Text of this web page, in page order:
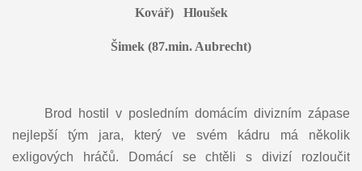
Kovář) Hloušek
Šimek (87.min. Aubrecht)
Brod hostil v posledním domácím divizním zápase
nejlepší tým jara, který ve svém kádru má několik
exligových hráčů. Domácí se chtěli s divizí rozloučit